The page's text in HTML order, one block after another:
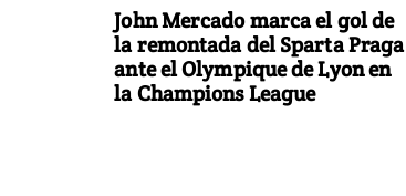
John Mercado marca el gol de
la remontada del Sparta Praga
ante el Olympique de Lyon en
la Champions League